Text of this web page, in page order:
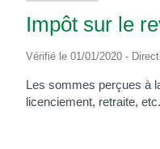
Impôt sur le
Vérifié le 01/01/2020 -
Les sommes perçues à
licenciement, retraite,